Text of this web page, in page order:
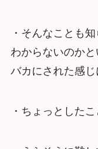
・そんなことも
わからないのかと
バカにされた感じ
・ちょっとした